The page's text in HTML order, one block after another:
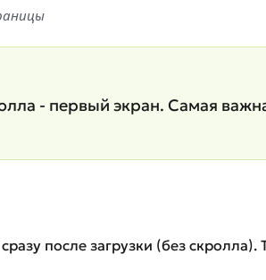
- первый экран. Самая
после загрузки (без скролла).